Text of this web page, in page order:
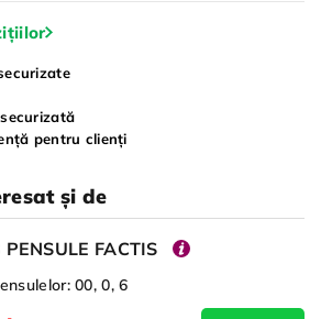
pentru clienți
și de
PENSULE FACTIS
00, 0, 6